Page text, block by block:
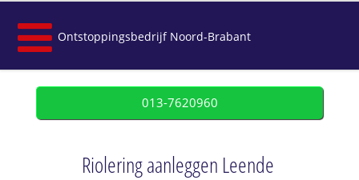
Ontstoppingsbedrijf Noord-Brabant
013-7620960
Riolering aanleggen Leende